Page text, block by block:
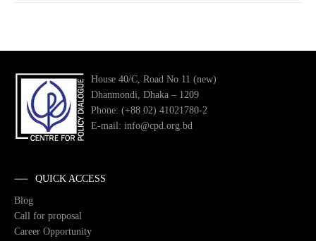
House 40/C, Road No 11 (new)
Dhanmondi, Dhaka – 1209
Phone: (+88 02) 41021780-2
E-mail: info@cpd.org.bd
QUICK ACCESS
Blog
Call for proposal
Career Opportunity